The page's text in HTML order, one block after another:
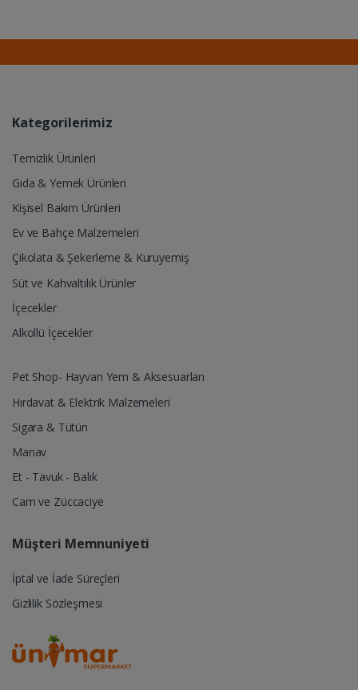
Kategorilerimiz
Temizlik Ürünleri
Gıda & Yemek Ürünleri
Kişisel Bakım Ürünleri
Ev ve Bahçe Malzemeleri
Çikolata & Şekerleme & Kuruyemiş
Süt ve Kahvaltılık Ürünler
İçecekler
Alkollü İçecekler
Pet Shop- Hayvan Yem & Aksesuarları
Hırdavat & Elektrik Malzemeleri
Sigara & Tütün
Manav
Et - Tavuk - Balık
Cam ve Züccaciye
Müşteri Memnuniyeti
İptal ve İade Süreçleri
Gizlilik Sözleşmesi